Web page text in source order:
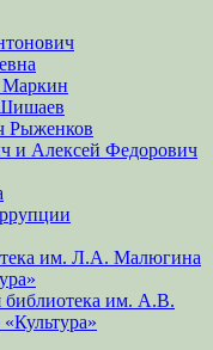
Маркин
Рыженков
и Алексей Федорович
им. Л.А. Малюгина
библиотека им. А.В.